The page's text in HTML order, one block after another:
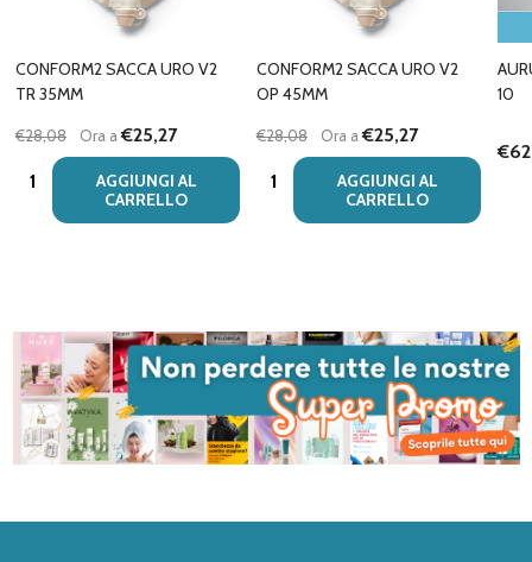
CONFORM2 SACCA URO V2
TR 35MM
€28,08 Ora a€25,27
Quantità:
AGGIUNGI AL
CARRELLO
CONFORM2 SACCA URO V2
OP 45MM
€28,08 Ora a€25,27
Quantità:
AGGIUNGI AL
CARRELLO
10